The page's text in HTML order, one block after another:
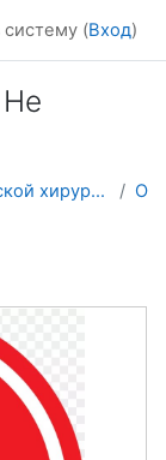
(Вход)
Не
Кафедра детской хирургии с физической и медицинской реабилитации детей О курсе